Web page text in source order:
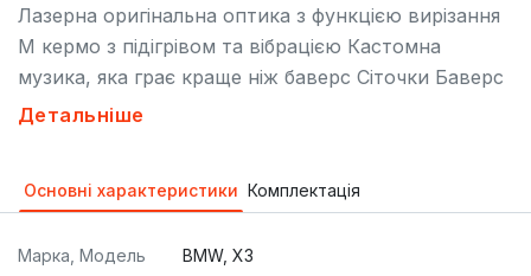
Лазерна оригінальна оптика з функцією вирізання
М кермо з підігрівом та вібрацією Кастомна
музика, яка грає краще ніж баверс Сіточки Баверс
з підсвіткою Українська мова та навігація
Чорний на чорному, все як повинно бути в БМВ
Можливий обмін на Х5 ключ на ключ, або з вашою
Детальніше
Основні характеристики Комплектація
Марка, Модель BMW, X3